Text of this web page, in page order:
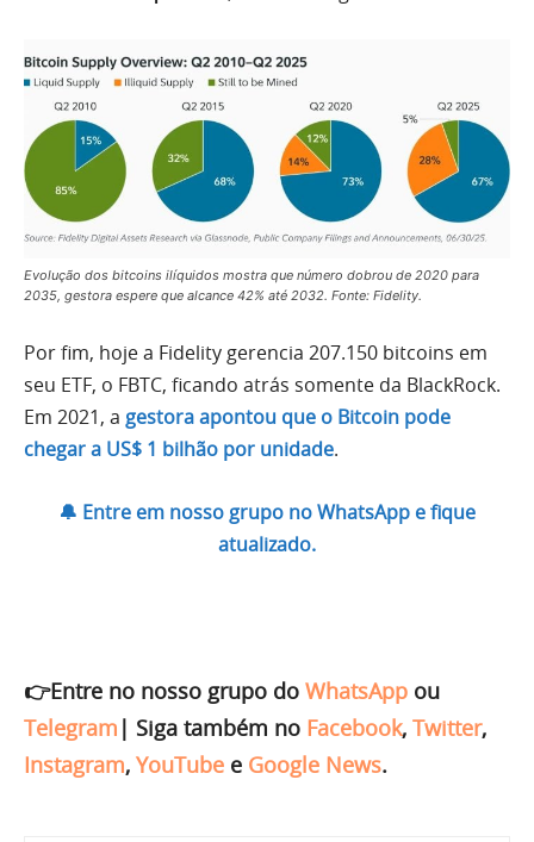
Evolução dos bitcoins ilíquidos mostra que número dobrou de 2020 para
2035, gestora espere que alcance 42% até 2032. Fonte: Fidelity.
Por fim, hoje a Fidelity gerencia 207.150 bitcoins em
seu ETF, o FBTC, ficando atrás somente da BlackRock.
Em 2021, a gestora apontou que o Bitcoin pode
chegar a US$ 1 bilhão por unidade.
🔔 Entre em nosso grupo no WhatsApp e fique
atualizado.
👉Entre no nosso grupo do WhatsApp ou
Telegram | Siga também no Facebook, Twitter,
Instagram, YouTube e Google News.